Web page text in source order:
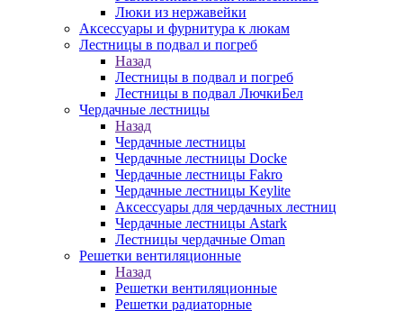
Люки из нержавейки
Аксессуары и фурнитура к люкам
Лестницы в подвал и погреб
Назад
Лестницы в подвал и погреб
Лестницы в подвал ЛючкиБел
Чердачные лестницы
Назад
Чердачные лестницы
Чердачные лестницы Docke
Чердачные лестницы Fakro
Чердачные лестницы Keylite
Аксессуары для чердачных лестниц
Чердачные лестницы Astark
Лестницы чердачные Oman
Решетки вентиляционные
Назад
Решетки вентиляционные
Решетки радиаторные